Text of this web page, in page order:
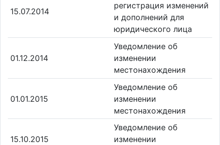
15.07.2014
регистрация изменений
и дополнений для
юридического лица
01.12.2014
Уведомление об
изменении
местонахождения
01.01.2015
Уведомление об
изменении
местонахождения
15.10.2015
Уведомление об
изменении